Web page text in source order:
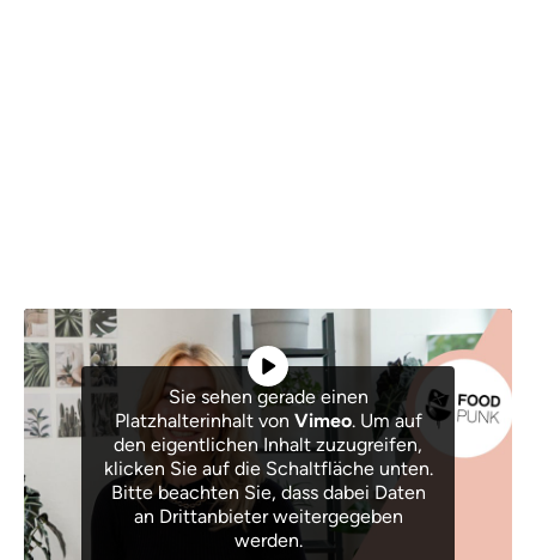
Sie sehen gerade einen
Platzhalterinhalt von Vimeo. Um auf
den eigentlichen Inhalt zuzugreifen,
klicken Sie auf die Schaltfläche unten.
Bitte beachten Sie, dass dabei Daten
an Drittanbieter weitergegeben
werden.